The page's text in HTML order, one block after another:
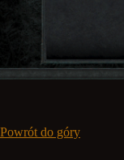
Powrót do góry